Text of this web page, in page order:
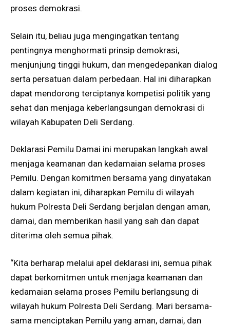
proses demokrasi.
Selain itu, beliau juga mengingatkan tentang
pentingnya menghormati prinsip demokrasi,
menjunjung tinggi hukum, dan mengedepankan dialog
serta persatuan dalam perbedaan. Hal ini diharapkan
dapat mendorong terciptanya kompetisi politik yang
sehat dan menjaga keberlangsungan demokrasi di
wilayah Kabupaten Deli Serdang.
Deklarasi Pemilu Damai ini merupakan langkah awal
menjaga keamanan dan kedamaian selama proses
Pemilu. Dengan komitmen bersama yang dinyatakan
dalam kegiatan ini, diharapkan Pemilu di wilayah
hukum Polresta Deli Serdang berjalan dengan aman,
damai, dan memberikan hasil yang sah dan dapat
diterima oleh semua pihak.
“Kita berharap melalui apel deklarasi ini, semua pihak
dapat berkomitmen untuk menjaga keamanan dan
kedamaian selama proses Pemilu berlangsung di
wilayah hukum Polresta Deli Serdang. Mari bersama-
sama menciptakan Pemilu yang aman, damai, dan